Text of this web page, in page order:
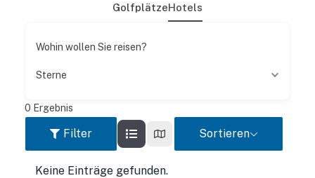
GolfplätzeHotels
Wohin wollen Sie reisen?
Sterne
0 Ergebnis
Filter Sortieren
Keine Einträge gefunden.